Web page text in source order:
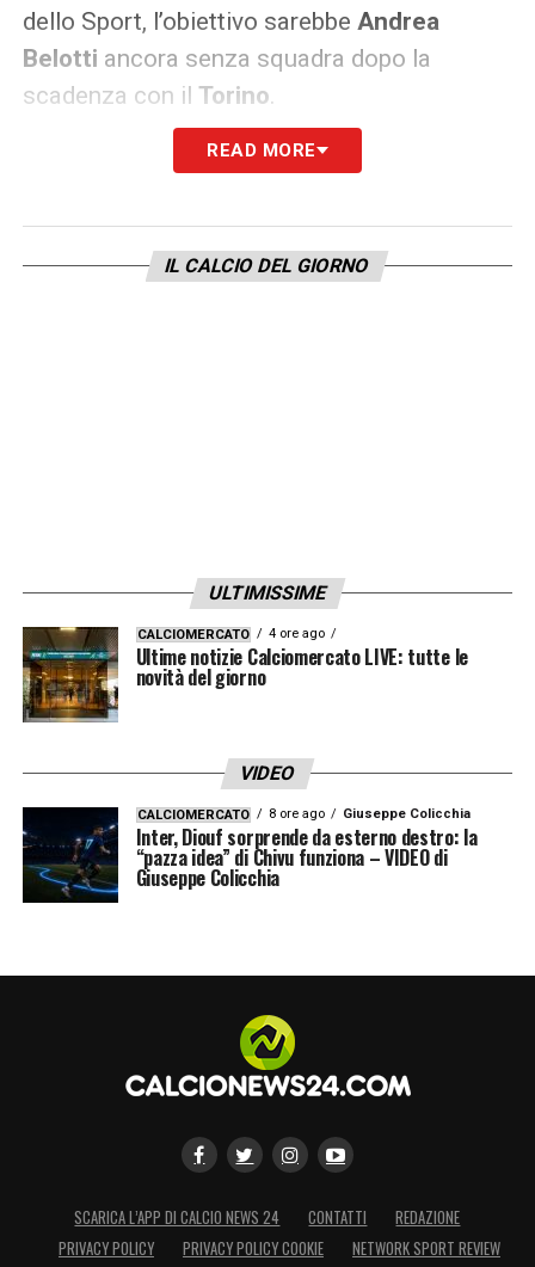
dello Sport, l’obiettivo sarebbe Andrea
Belotti ancora senza squadra dopo la
scadenza con il Torino.
Gallopotrebbe arrivare, però,
Shomurodovche permetterebbe allaRoma
di liberare un posto in attacco, oltre che a far
READ MORE
IL CALCIO DEL GIORNO
ULTIMISSIME
CALCIOMERCATO 4 ore ago
Ultime notizie Calciomercato LIVE: tutte le
novità del giorno
VIDEO
CALCIOMERCATO 8 ore ago Giuseppe Colicchia
Inter, Diouf sorprende da esterno destro: la
“pazza idea” di Chivu funziona – VIDEO di
Giuseppe Colicchia
SCARICA L’APP DI CALCIO NEWS 24 CONTATTI
REDAZIONE
PRIVACY POLICY
PRIVACY POLICY COOKIE NETWORK SPORT REVIEW